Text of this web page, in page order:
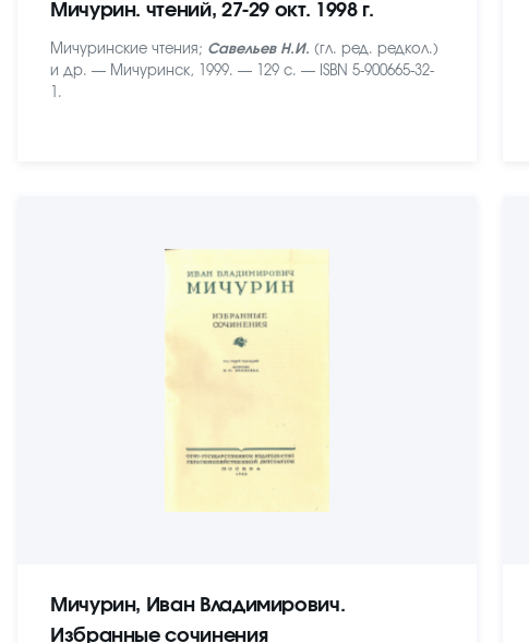
Мичурин. чтений, 27-29 окт. 1998 г.
Мичуринские чтения; Савельев Н.И. (гл. ред. редкол.)
и др. — Мичуринск, 1999. — 129 с. — ISBN 5-900665-32-
1.
Мичурин, Иван Владимирович.
Избранные сочинения